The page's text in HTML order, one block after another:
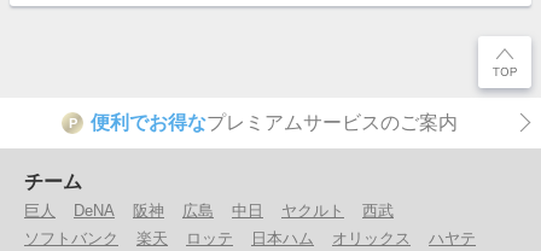
P 便利でお得なプレミアムサービスのご案内
チーム
巨人 DeNA 阪神 広島 中日 ヤクルト
西武
ソフトバンク
楽天 ロッテ 日本ハム オリックス ハヤテ